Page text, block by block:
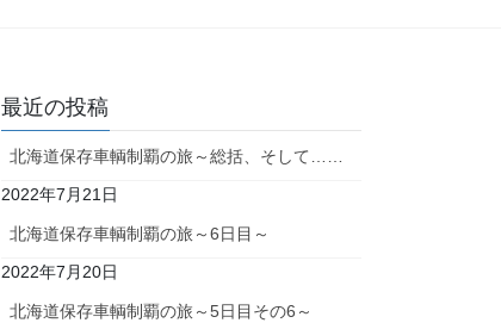
最近の投稿
北海道保存車輌制覇の旅～総括、そして……
2022年7月21日
北海道保存車輌制覇の旅～6日目～
2022年7月20日
北海道保存車輌制覇の旅～5日目その6～